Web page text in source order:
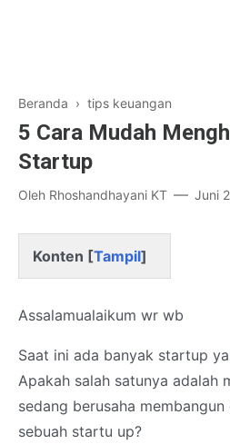
Beranda › tips keuangan
5 Cara Mudah
Startup
Oleh Rhoshandhayani KT Juni
Konten [Tampil]
Assalamualaikum wr wb
Saat ini ada banyak startup
Apakah salah satunya adalah
sedang berusaha
sebuah startu up?